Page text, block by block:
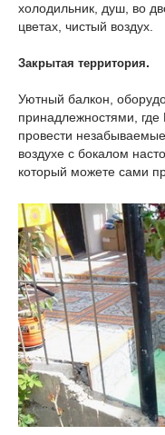
холодильник, душ, во
цветах, чистый воздух.
Закрытая территория.
Уютный балкон,
принадлежностями,
провести
воздухе с бокалом
который можете сами